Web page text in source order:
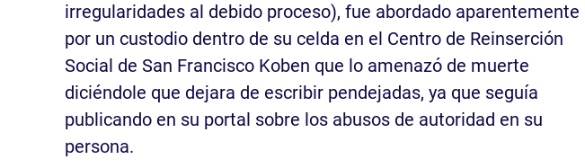
irregularidades al debido proceso), fue abordado aparentemente
por un custodio dentro de su celda en el Centro de Reinserción
Social de San Francisco Koben que lo amenazó de muerte
diciéndole que dejara de escribir pendejadas, ya que seguía
publicando en su portal sobre los abusos de autoridad en su
persona.